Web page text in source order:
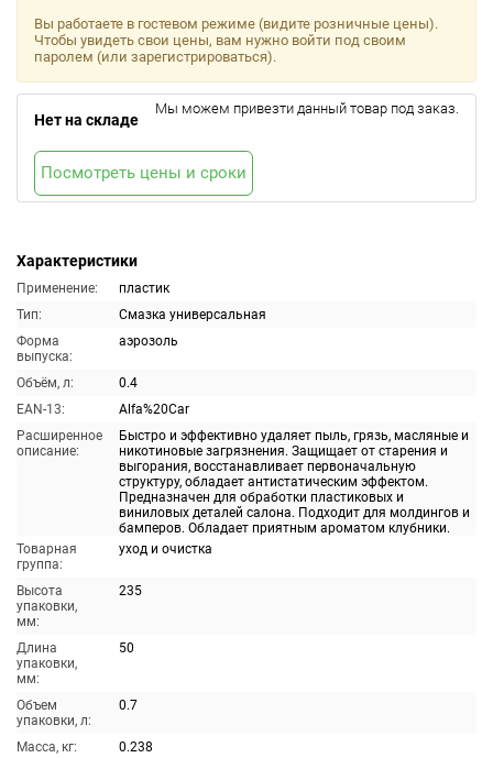
Характеристики
Применение:
пластик
Тип:
Смазка универсальная
Форма
выпуска:
аэрозоль
Объём, л:
0.4
EAN-13:
Alfa%20Car
Расширенное
описание:
Быстро и эффективно удаляет пыль, грязь, масляные и
никотиновые загрязнения. Защищает от старения и
выгорания, восстанавливает первоначальную
структуру, обладает антистатическим эффектом.
Предназначен для обработки пластиковых и
виниловых деталей салона. Подходит для молдингов и
бамперов. Обладает приятным ароматом клубники.
Товарная
группа:
уход и очистка
Высота
упаковки,
мм:
235
Длина
упаковки,
мм:
50
Объем
упаковки, л:
0.7
Масса, кг:
0.238
Вы работаете в гостевом режиме (видите розничные цены).
Чтобы увидеть свои цены, вам нужно войти под своим
паролем (или зарегистрироваться).
Нет на складе
Мы можем привезти данный товар под заказ.
Посмотреть цены и сроки